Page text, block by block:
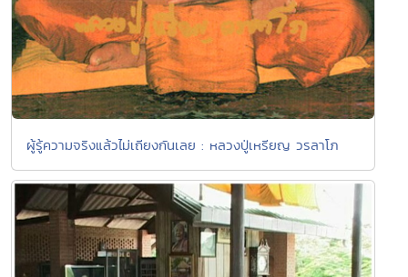
ผู้รู้ความจริงแล้วไม่เถียงกันเลย : หลวงปู่เหรียญ วรลาโภ